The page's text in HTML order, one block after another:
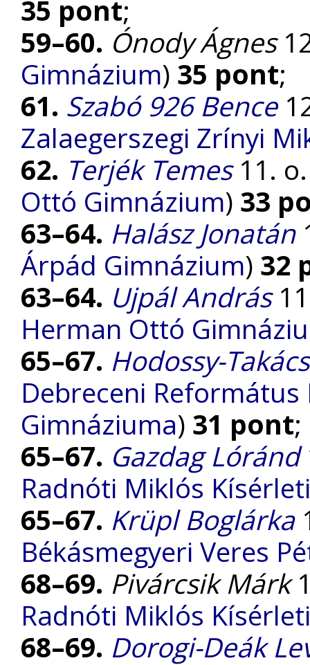
35 pont;
59–60. Ónody Ágnes
Gimnázium) 35 pont;
61. Szabó 926 Bence
Zalaegerszegi Zrínyi
62. Terjék Temes11.
Ottó Gimnázium) 33
63–64. Halász Jonatán
Árpád Gimnázium) 32
63–64. Ujpál András
Herman Ottó
65–67. Hodossy-
Debreceni
Gimnáziuma) 31 pont;
65–67. Gazdag Lóránd
Radnóti Miklós
65–67. Krüpl Boglárka
Békásmegyeri Veres
68–69. Pivárcsik Márk
Radnóti Miklós
68–69. Dorogi-Deák